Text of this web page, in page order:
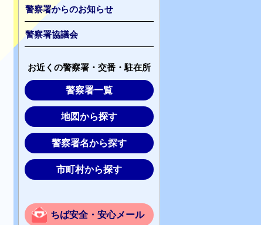
警察署からのお知らせ
警察署協議会
お近くの警察署・交番・駐在所
警察署一覧
地図から探す
警察署名から探す
市町村から探す
ちば安全・安心メール